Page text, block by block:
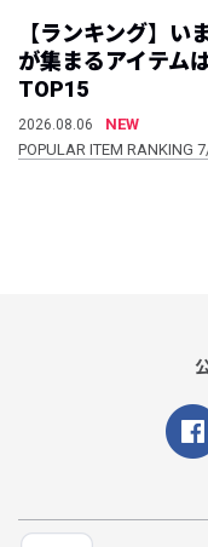
【ランキング】い
が集まるアイテムは
TOP15
2026.08.06
NEW
POPULAR ITEM RANKING